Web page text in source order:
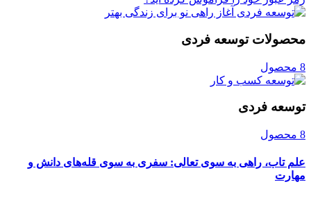
محصولات توسعه فردی
8 محصول
توسعه فردی
8 محصول
علم تاب، راهی به سوی تعالی: سفری به سوی قله‌های دانش و
مهارت